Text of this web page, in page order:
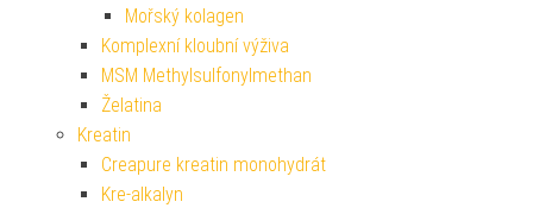
Mořský kolagen
Komplexní kloubní výživa
MSM Methylsulfonylmethan
Želatina
Kreatin
Creapure kreatin monohydrát
Kre-alkalyn